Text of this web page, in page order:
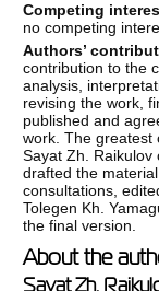
Competing
no competing
Authors’
contribution to the
analysis,
revising the work,
published and
work. The greatest
Sayat Zh. Raikulov
drafted the
consultations,
Tolegen Kh.
the final version.
About the
Sayat Zh.